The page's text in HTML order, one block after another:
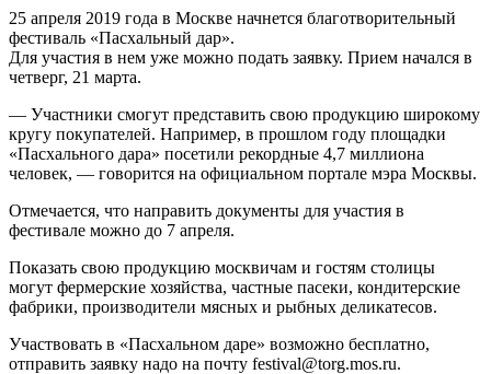
25 апреля 2019 года в Москве начнется благотворительный
фестиваль «Пасхальный дар».
Для участия в нем уже можно подать заявку. Прием начался в
четверг, 21 марта.
— Участники смогут представить свою продукцию широкому
кругу покупателей. Например, в прошлом году площадки
«Пасхального дара» посетили рекордные 4,7 миллиона
человек, — говорится на официальном портале мэра Москвы.
Отмечается, что направить документы для участия в
фестивале можно до 7 апреля.
Показать свою продукцию москвичам и гостям столицы
могут фермерские хозяйства, частные пасеки, кондитерские
фабрики, производители мясных и рыбных деликатесов.
Участвовать в «Пасхальном даре» возможно бесплатно,
отправить заявку надо на почту festival@torg.mos.ru.